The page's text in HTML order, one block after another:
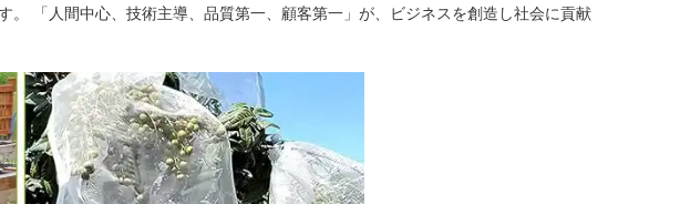
。 「人間中心、技術主導、品質第一、顧客第一」が、ビジネスを創造し社会に貢献